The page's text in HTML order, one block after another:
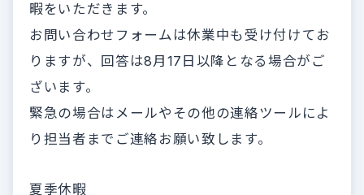
暇をいただきます。
お問い合わせフォームは休業中も受け付けてお
りますが、回答は8月17日以降となる場合がご
ざいます。
緊急の場合はメールやその他の連絡ツールによ
り担当者までご連絡お願い致します。
夏季休暇